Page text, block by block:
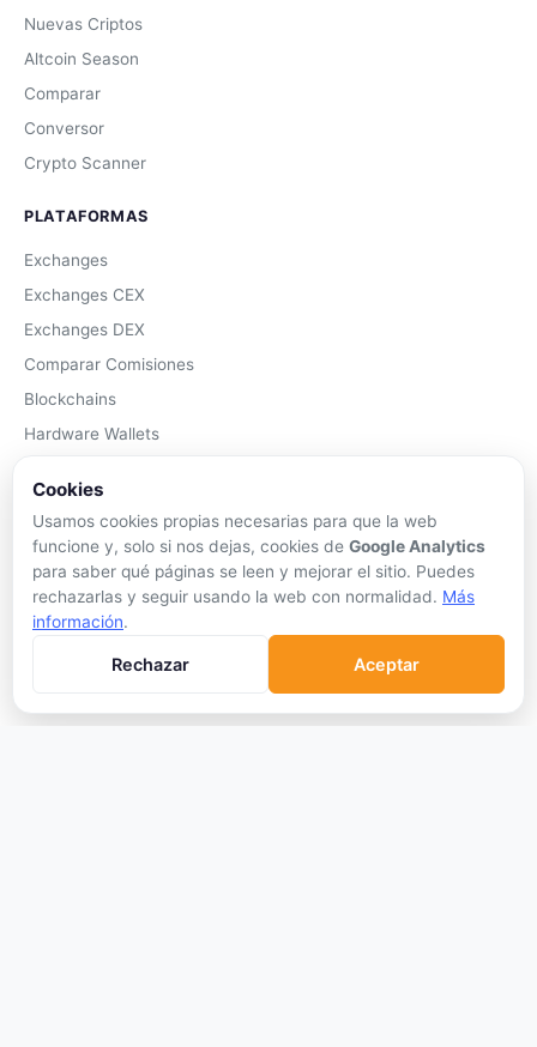
Nuevas Criptos
Altcoin Season
Comparar
Conversor
Crypto Scanner
PLATAFORMAS
Exchanges
Exchanges CEX
Exchanges DEX
Comparar Comisiones
Blockchains
Hardware Wallets
Mejor Wallet
Gastar Criptomonedas
APRENDER
Qué son las Criptos
Cómo Comprar
Cookies
Usamos cookies propias necesarias para que la web
funcione y, solo si nos dejas, cookies de Google Analytics
para saber qué páginas se leen y mejorar el sitio. Puedes
rechazarlas y seguir usando la web con normalidad. Más
información.
Rechazar Aceptar